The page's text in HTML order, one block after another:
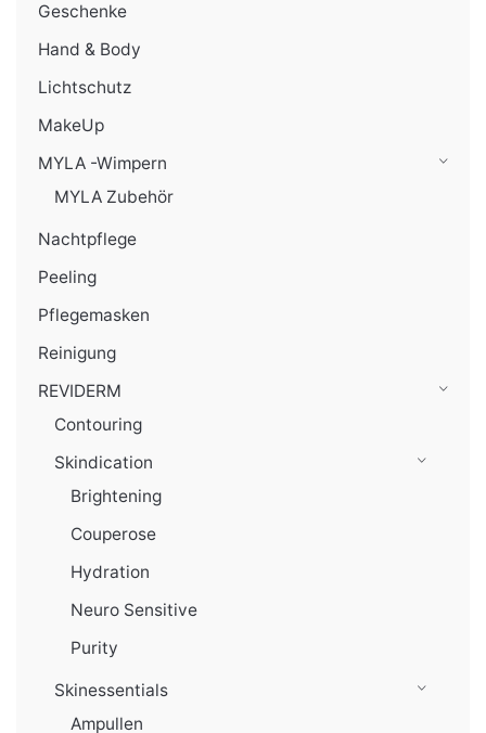
Geschenke
Hand & Body
Lichtschutz
MakeUp
MYLA -Wimpern
MYLA Zubehör
Nachtpflege
Peeling
Pflegemasken
Reinigung
REVIDERM
Contouring
Skindication
Brightening
Couperose
Hydration
Neuro Sensitive
Purity
Skinessentials
Ampullen